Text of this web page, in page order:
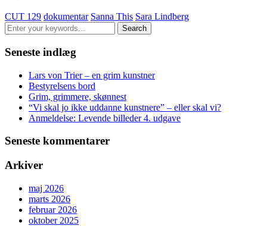
CUT 129 dokumentar Sanna This Sara Lindberg
Seneste indlæg
Lars von Trier – en grim kunstner
Bestyrelsens bord
Grim, grimmere, skønnest
“Vi skal jo ikke uddanne kunstnere” – eller skal vi?
Anmeldelse: Levende billeder 4. udgave
Seneste kommentarer
Arkiver
maj 2026
marts 2026
februar 2026
oktober 2025